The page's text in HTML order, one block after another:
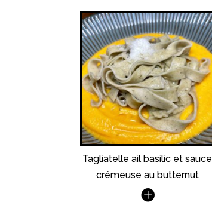
Tagliatelle ail basilic et sauce
crémeuse au butternut